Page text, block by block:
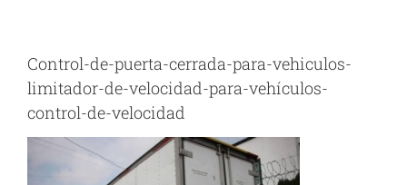
Control-de-puerta-cerrada-para-vehiculos-
limitador-de-velocidad-para-vehículos-
control-de-velocidad